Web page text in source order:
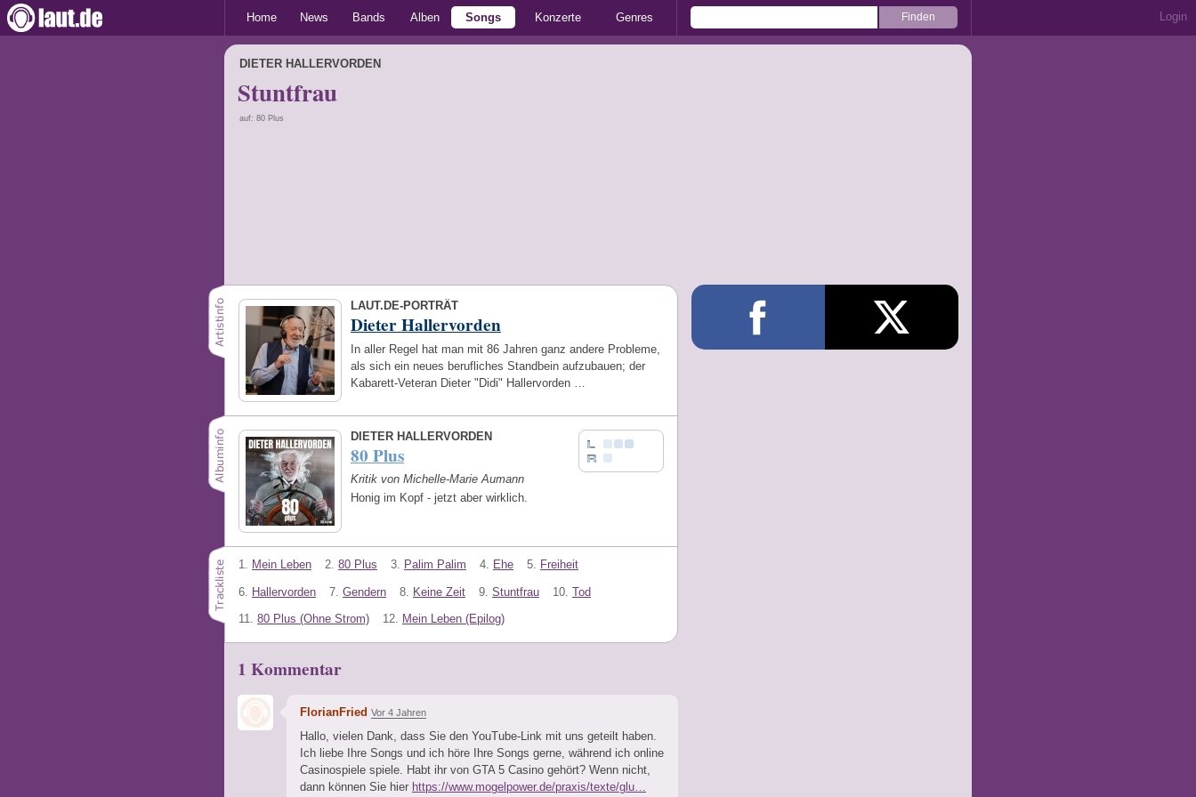
Home News Bands Alben Songs Konzerte Genres Login
DIETER HALLERVORDEN
Stuntfrau
auf: 80 Plus
LAUT.DE-PORTRÄT
Dieter Hallervorden
In aller Regel hat man mit 86 Jahren ganz andere Probleme,
als sich ein neues berufliches Standbein aufzubauen; der
Kabarett-Veteran Dieter "Didi" Hallervorden …
DIETER HALLERVORDEN
80 Plus
Kritik von Michelle-Marie Aumann
Honig im Kopf - jetzt aber wirklich.
1. Mein Leben 2. 80 Plus 3. Palim Palim 4. Ehe 5. Freiheit
6. Hallervorden 7. Gendern 8. Keine Zeit 9. Stuntfrau 10. Tod
11. 80 Plus (Ohne Strom) 12. Mein Leben (Epilog)
1 Kommentar
FlorianFried Vor 4 Jahren
Hallo, vielen Dank, dass Sie den YouTube-Link mit uns geteilt haben.
Ich liebe Ihre Songs und ich höre Ihre Songs gerne, während ich online
Casinospiele spiele. Habt ihr von GTA 5 Casino gehört? Wenn nicht,
dann können Sie hier https://www.mogelpower.de/praxis/texte/glu…